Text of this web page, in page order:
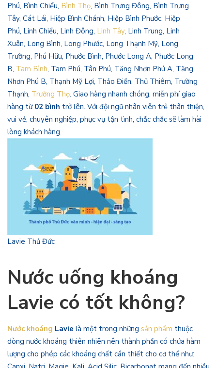
Phú, Bình Chiểu, Bình Thọ, Bình Trưng Đông, Bình Trưng
Tây, Cát Lái, Hiệp Bình Chánh, Hiệp Bình Phước, Hiệp
Phú, Linh Chiểu, Linh Đông, Linh Tây, Linh Trung, Linh
Xuân, Long Bình, Long Phước, Long Thạnh Mỹ, Long
Trường, Phú Hữu, Phước Bình, Phước Long A, Phước Long
B, Tam Bình, Tam Phú, Tân Phú, Tăng Nhơn Phú A, Tăng
Nhơn Phú B, Thạnh Mỹ Lợi, Thảo Điền, Thủ Thiêm, Trường
Thạnh, Trường Thọ. Giao hàng nhanh chóng, miễn phí giao
hàng từ 02 bình trở lên. Với đội ngũ nhân viên trẻ thân thiện,
vui vẻ, chuyên nghiệp, phục vụ tận tình, chắc chắc sẽ làm hài
lòng khách hàng.
Lavie Thủ Đức
Nước uống khoáng
Lavie có tốt không?
Nước khoáng Lavie là một trong những sản phẩm thuộc
dòng nước khoáng thiên nhiên nên thành phần có chứa hàm
lượng cho phép các khoáng chất cần thiết cho cơ thể như: